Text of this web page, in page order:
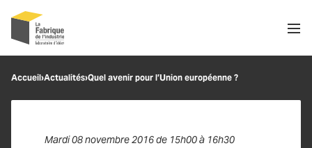
Recherche
Accueil›Actualités›Quel avenir pour l’Union européenne ?
Mardi 08 novembre 2016 de 15h00 à 16h30